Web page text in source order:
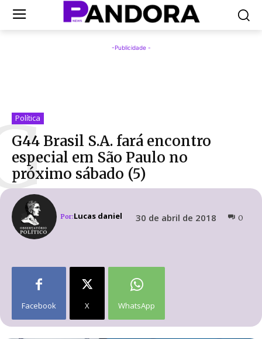
-Publicidade -
Política
G44 Brasil S.A. fará encontro
especial em São Paulo no
próximo sábado (5)
Por:Lucas daniel 30 de abril de 2018 0
Facebook X WhatsApp